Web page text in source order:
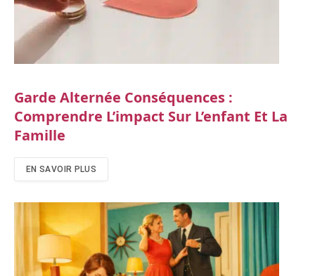
Garde Alternée Conséquences :
Comprendre L’impact Sur L’enfant Et La
Famille
EN SAVOIR PLUS